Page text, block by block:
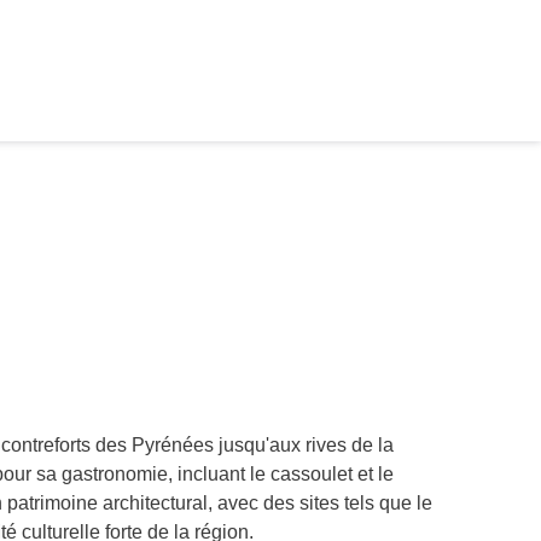
des Pyrénées jusqu'aux rives de la
sa gastronomie, incluant le cassoulet et le
architectural, avec des sites tels que le
culturelle forte de la région.